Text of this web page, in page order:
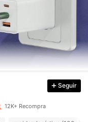
Seguir
12K+ Recompra